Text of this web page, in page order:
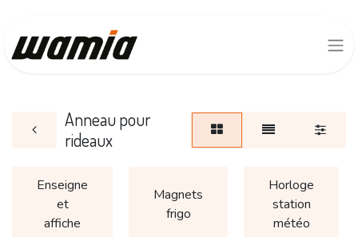
Anneau pour
rideaux
Enseigne
et
affiche
Magnets
frigo
Horloge
station
météo